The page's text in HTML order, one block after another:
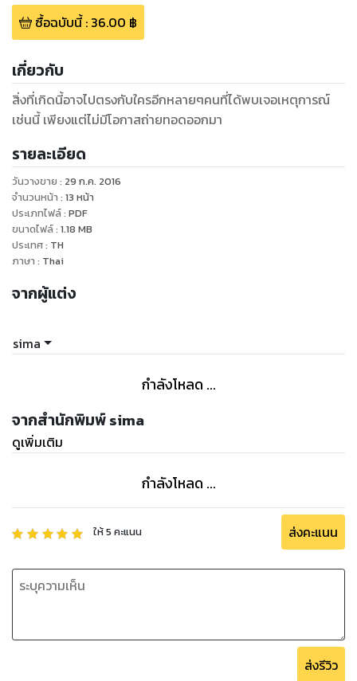
ซื้อฉบับนี้: 36.00 ฿
เกี่ยวกับ
สิ่งที่เกิดนี้อาจไปตรงกับใครอีกหลายๆคนที่ได้พบเจอเหตุการณ์
เช่นนี้ เพียงแต่ไม่มีโอกาสถ่ายทอดออกมา
รายละเอียด
วันวางขาย : 29 ก.ค. 2016
จำนวนหน้า : 13 หน้า
ประเภทไฟล์: PDF
ขนาดไฟล์: 1.18 MB
ประเทศ: TH
ภาษา : Thai
จากผู้แต่ง
sima
กำลังโหลด ...
จากสำนักพิมพ์ sima
ดูเพิ่มเติม
กำลังโหลด ...
ให้5 คะแนน ส่งคะแนน
ส่งรีวิว